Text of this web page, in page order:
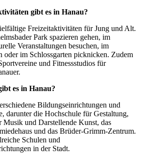
gibt es in Hanau?
Freizeitaktivitäten für Jung und Alt.
Park spazieren gehen, im
Veranstaltungen besuchen, im
oder im Schlossgarten picknicken. Zudem
und Fitnessstudios für
es in Hanau?
Bildungseinrichtungen und
darunter die Hochschule für Gestaltung,
Musik und Darstellende Kunst, das
und das Brüder-Grimm-Zentrum.
Schulen und
in der Stadt.